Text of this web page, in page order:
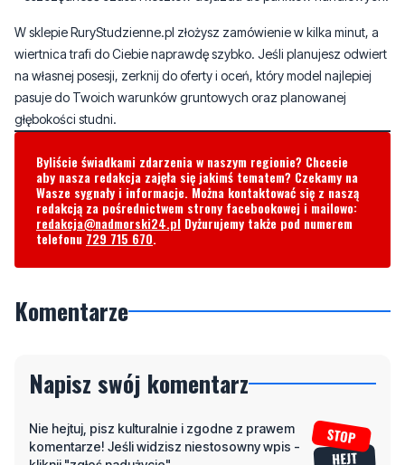
pasuje do Twoich warunków gruntowych oraz planowanej
głębokości studni.
Byliście świadkami zdarzenia w naszym regionie? Chcecie
aby nasza redakcja zajęła się jakimś tematem? Czekamy na
Wasze sygnały i informacje. Można kontaktować się z naszą
redakcja@nadmorski24.plDyżurujemy także pod numerem
telefonu729 715 670.
Komentarze
Napisz swój komentarz
komentarze! Jeśli widzisz niestosowny wpis -
kliknij "zgłoś nadużycie".
Imię / Podpis